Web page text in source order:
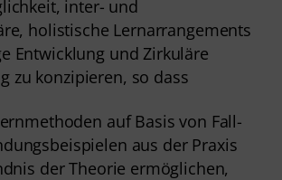
inter- und
holistische Lernarrangements
Entwicklung und Zirkuläre
zu konzipieren, so dass
auf Basis von Fall-
aus der Praxis
der Theorie ermöglichen,